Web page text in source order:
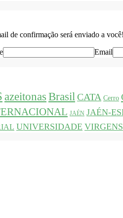
de confirmação será enviado a você!
Email
azeitonas Brasil CATA Cerro
JAÉN JAÉN-
UNIVERSIDADE VIRGENS